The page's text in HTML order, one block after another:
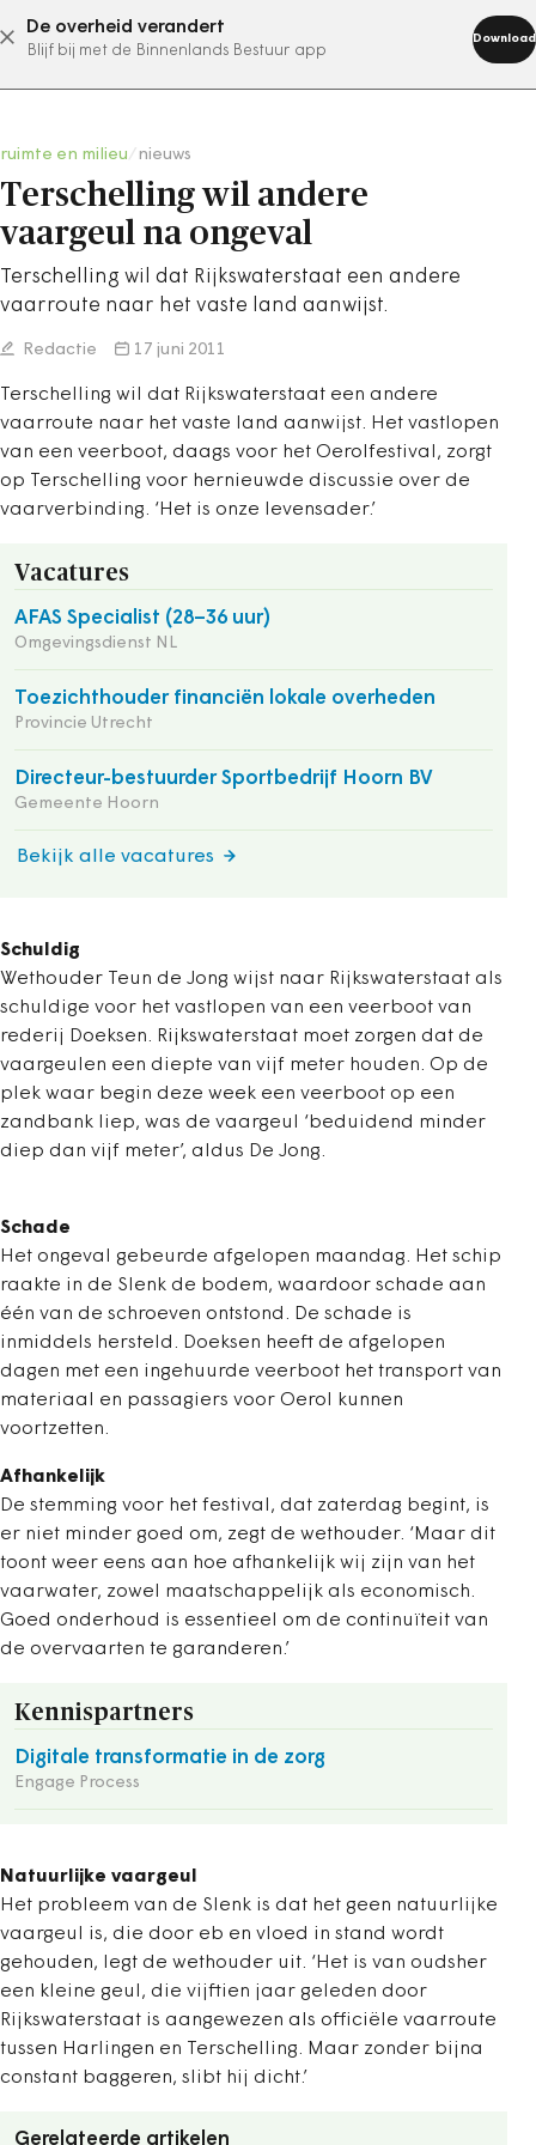
De overheid verandert
Blijf bij met de Binnenlands Bestuur app
Download
abonneer nu
ruimte en milieu nieuws
Terschelling wil andere
vaargeul na ongeval
Terschelling wil dat Rijkswaterstaat een andere
vaarroute naar het vaste land aanwijst.
Redactie 17 juni 2011
Terschelling wil dat Rijkswaterstaat een andere
vaarroute naar het vaste land aanwijst. Het vastlopen
van een veerboot, daags voor het Oerolfestival, zorgt
op Terschelling voor hernieuwde discussie over de
vaarverbinding. ‘Het is onze levensader.’
Vacatures
AFAS Specialist (28–36 uur)
Omgevingsdienst NL
Toezichthouder financiën lokale overheden
Provincie Utrecht
Directeur-bestuurder Sportbedrijf Hoorn BV
Gemeente Hoorn
Bekijk alle vacatures
Schuldig
Wethouder Teun de Jong wijst naar Rijkswaterstaat als
schuldige voor het vastlopen van een veerboot van
rederij Doeksen. Rijkswaterstaat moet zorgen dat de
vaargeulen een diepte van vijf meter houden. Op de
plek waar begin deze week een veerboot op een
zandbank liep, was de vaargeul ‘beduidend minder
diep dan vijf meter’, aldus De Jong.
Schade
Het ongeval gebeurde afgelopen maandag. Het schip
raakte in de Slenk de bodem, waardoor schade aan
één van de schroeven ontstond. De schade is
inmiddels hersteld. Doeksen heeft de afgelopen
dagen met een ingehuurde veerboot het transport van
materiaal en passagiers voor Oerol kunnen
voortzetten.
Afhankelijk
De stemming voor het festival, dat zaterdag begint, is
er niet minder goed om, zegt de wethouder. ‘Maar dit
toont weer eens aan hoe afhankelijk wij zijn van het
vaarwater, zowel maatschappelijk als economisch.
Goed onderhoud is essentieel om de continuïteit van
de overvaarten te garanderen.’
Kennispartners
Digitale transformatie in de zorg
Engage Process
Natuurlijke vaargeul
Het probleem van de Slenk is dat het geen natuurlijke
vaargeul is, die door eb en vloed in stand wordt
gehouden, legt de wethouder uit. ‘Het is van oudsher
een kleine geul, die vijftien jaar geleden door
Rijkswaterstaat is aangewezen als officiële vaarroute
tussen Harlingen en Terschelling. Maar zonder bijna
constant baggeren, slibt hij dicht.’
Gerelateerde artikelen